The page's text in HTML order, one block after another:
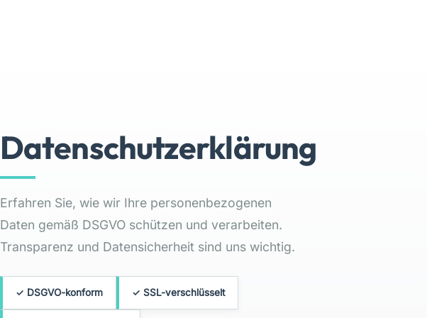
Datenschutzerklärung
Erfahren Sie, wie wir Ihre personenbezogenen
Daten gemäß DSGVO schützen und verarbeiten.
Transparenz und Datensicherheit sind uns wichtig.
✓ DSGVO-konform ✓ SSL-verschlüsselt